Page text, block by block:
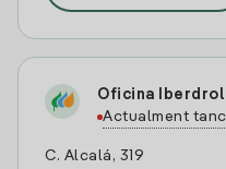
Oficina
Actualment
C. Alcalá, 319